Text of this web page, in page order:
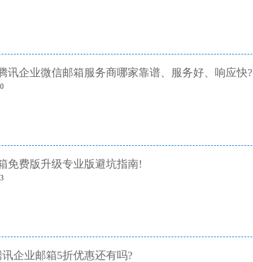
讯企业微信邮箱服务商哪家靠谱、服务好、响应快?
免费版升级专业版避坑指南!
讯企业邮箱5折优惠还有吗?